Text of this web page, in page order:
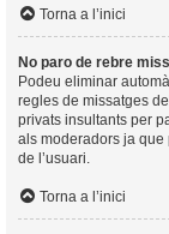
Torna a l’inici
No paro de rebre
Podeu eliminar
regles de missatges
privats insultants per
als moderadors ja que
de l’usuari.
Torna a l’inici